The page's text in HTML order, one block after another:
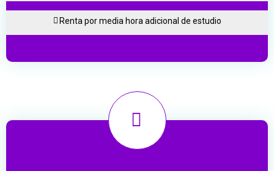
Renta por media hora adicional de estudio